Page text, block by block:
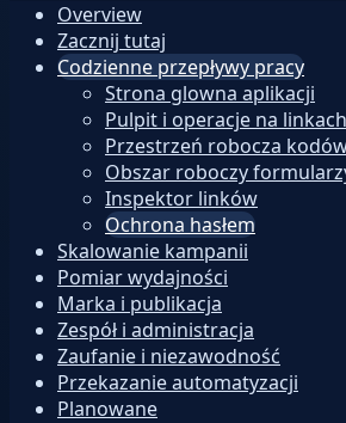
Overview
Zacznij tutaj
Codzienne przepływy pracy
Strona glowna aplikacji
Pulpit i operacje na linkach
Przestrzeń robocza
Obszar roboczy
Inspektor linków
Ochrona hasłem
Skalowanie kampanii
Pomiar wydajności
Marka i publikacja
Zespół i administracja
Zaufanie i niezawodność
Przekazanie automatyzacji
Planowane